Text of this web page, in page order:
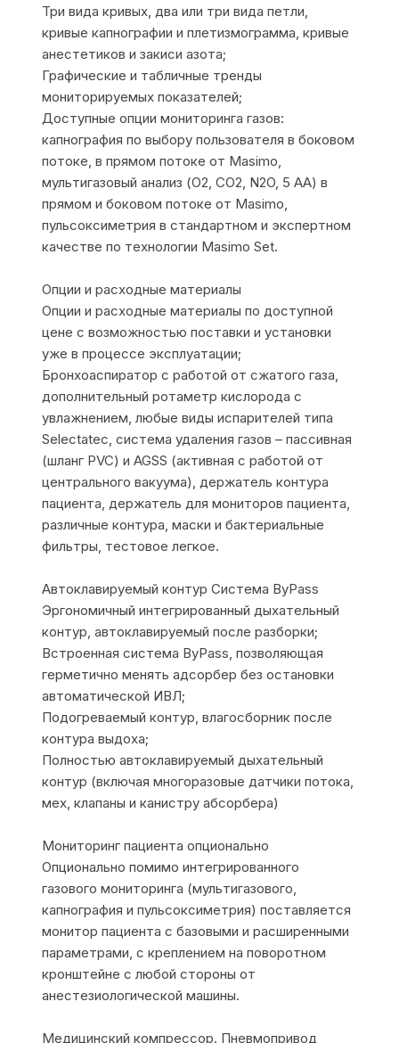
Три вида кривых, два или три вида петли,
кривые капнографии и плетизмограмма, кривые
анестетиков и закиси азота;
Графические и табличные тренды
мониторируемых показателей;
Доступные опции мониторинга газов:
капнография по выбору пользователя в боковом
потоке, в прямом потоке от Masimo,
мультигазовый анализ (О2, СО2, N2O, 5 AA) в
прямом и боковом потоке от Masimo,
пульсоксиметрия в стандартном и экспертном
качестве по технологии Masimo Set.
Опции и расходные материалы
Опции и расходные материалы по доступной
цене с возможностью поставки и установки
уже в процессе эксплуатации;
Бронхоаспиратор с работой от сжатого газа,
дополнительный ротаметр кислорода с
увлажнением, любые виды испарителей типа
Selectatec, система удаления газов – пассивная
(шланг PVC) и AGSS (активная с работой от
центрального вакуума), держатель контура
пациента, держатель для мониторов пациента,
различные контура, маски и бактериальные
фильтры, тестовое легкое.
Автоклавируемый контур Система ByPass
Эргономичный интегрированный дыхательный
контур, автоклавируемый после разборки;
Встроенная система ByPass, позволяющая
герметично менять адсорбер без остановки
автоматической ИВЛ;
Подогреваемый контур, влагосборник после
контура выдоха;
Полностью автоклавируемый дыхательный
контур (включая многоразовые датчики потока,
мех, клапаны и канистру абсорбера)
Мониторинг пациента опционально
Опционально помимо интегрированного
газового мониторинга (мультигазового,
капнография и пульсоксиметрия) поставляется
монитор пациента с базовыми и расширенными
параметрами, с креплением на поворотном
кронштейне с любой стороны от
анестезиологической машины.
Медицинский компрессор. Пневмопривод